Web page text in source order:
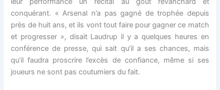
conquérant. « Arsenal n’a pas gagné de trophée depuis
près de huit ans, et ils vont tout faire pour gagner ce match
et progresser », disait Laudrup il y a quelques heures en
conférence de presse, qui sait qu’il a ses chances, mais
qu’il faudra proscrire l’excès de confiance, même si ses
joueurs ne sont pas coutumiers du fait.